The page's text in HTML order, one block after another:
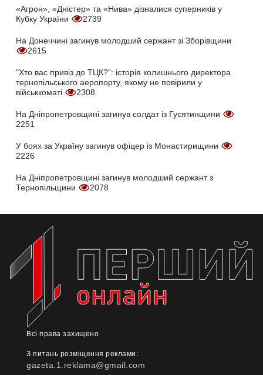
«Агрон», «Дністер» та «Нива» дізналися суперників у
Кубку України
2739
На Донеччині загинув молодший сержант зі Зборівщини
2615
"Хто вас привіз до ТЦК?": історія колишнього директора
тернопільського аеропорту, якому не повірили у
військкоматі
2308
На Дніпропетровщині загинув солдат із Гусятинщини
2251
У боях за Україну загинув офіцер із Монастирищини
2226
На Дніпропетровщині загинув молодший сержант з
Тернопільщини
2078
Всі права захищено
З питань розміщення реклами:
gazeta.1.reklama@gmail.com